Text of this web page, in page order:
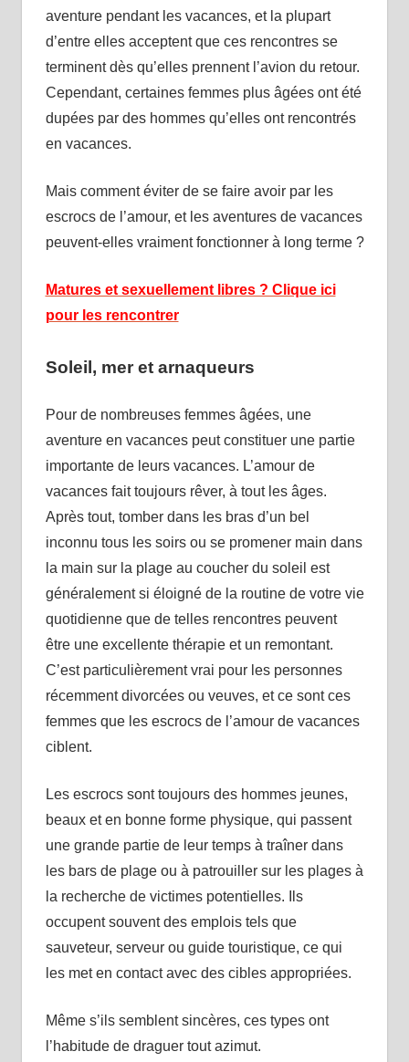
aventure pendant les vacances, et la plupart
d’entre elles acceptent que ces rencontres se
terminent dès qu’elles prennent l’avion du retour.
Cependant, certaines femmes plus âgées ont été
dupées par des hommes qu’elles ont rencontrés
en vacances.
Mais comment éviter de se faire avoir par les
escrocs de l’amour, et les aventures de vacances
peuvent-elles vraiment fonctionner à long terme ?
Matures et sexuellement libres ? Clique ici
pour les rencontrer
Soleil, mer et arnaqueurs
Pour de nombreuses femmes âgées, une
aventure en vacances peut constituer une partie
importante de leurs vacances. L’amour de
vacances fait toujours rêver, à tout les âges.
Après tout, tomber dans les bras d’un bel
inconnu tous les soirs ou se promener main dans
la main sur la plage au coucher du soleil est
généralement si éloigné de la routine de votre vie
quotidienne que de telles rencontres peuvent
être une excellente thérapie et un remontant.
C’est particulièrement vrai pour les personnes
récemment divorcées ou veuves, et ce sont ces
femmes que les escrocs de l’amour de vacances
ciblent.
Les escrocs sont toujours des hommes jeunes,
beaux et en bonne forme physique, qui passent
une grande partie de leur temps à traîner dans
les bars de plage ou à patrouiller sur les plages à
la recherche de victimes potentielles. Ils
occupent souvent des emplois tels que
sauveteur, serveur ou guide touristique, ce qui
les met en contact avec des cibles appropriées.
Même s’ils semblent sincères, ces types ont
l’habitude de draguer tout azimut.